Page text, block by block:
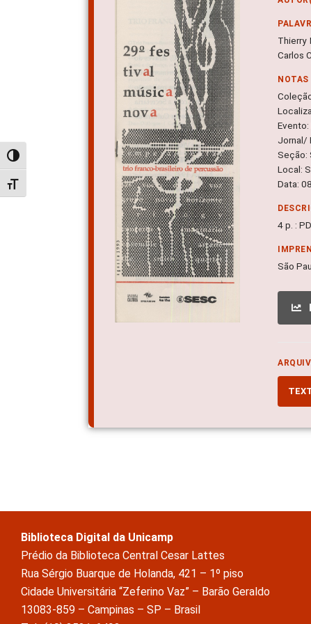
Alternar alto contraste
Alternar tamanho da fonte
Thierry
Carlos
NOTAS
Jornal/
Seção:
Local:
Data:
4 p. :
São
Biblioteca Digital da Unicamp
Prédio da Biblioteca Central Cesar Lattes
Rua Sérgio Buarque de Holanda, 421 – 1º piso
Cidade Universitária “Zeferino Vaz” – Barão Geraldo
13083-859 – Campinas – SP – Brasil